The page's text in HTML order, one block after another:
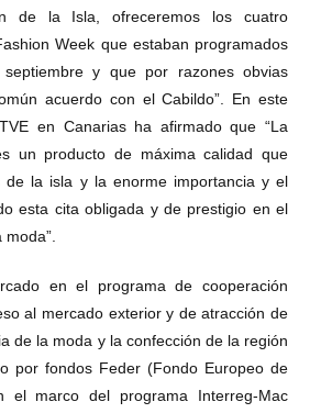
de la Isla, ofreceremos los cuatro
Week que estaban programados
y que por razones obvias
acuerdo con el Cabildo”. En este
en Canarias ha afirmado que “La
un producto de máxima calidad que
de la isla y la enorme importancia y el
esta cita obligada y de prestigio en el
en el programa de cooperación
al mercado exterior y de atracción de
de la moda y la confección de la región
por fondos Feder (Fondo Europeo de
el marco del programa Interreg-Mac